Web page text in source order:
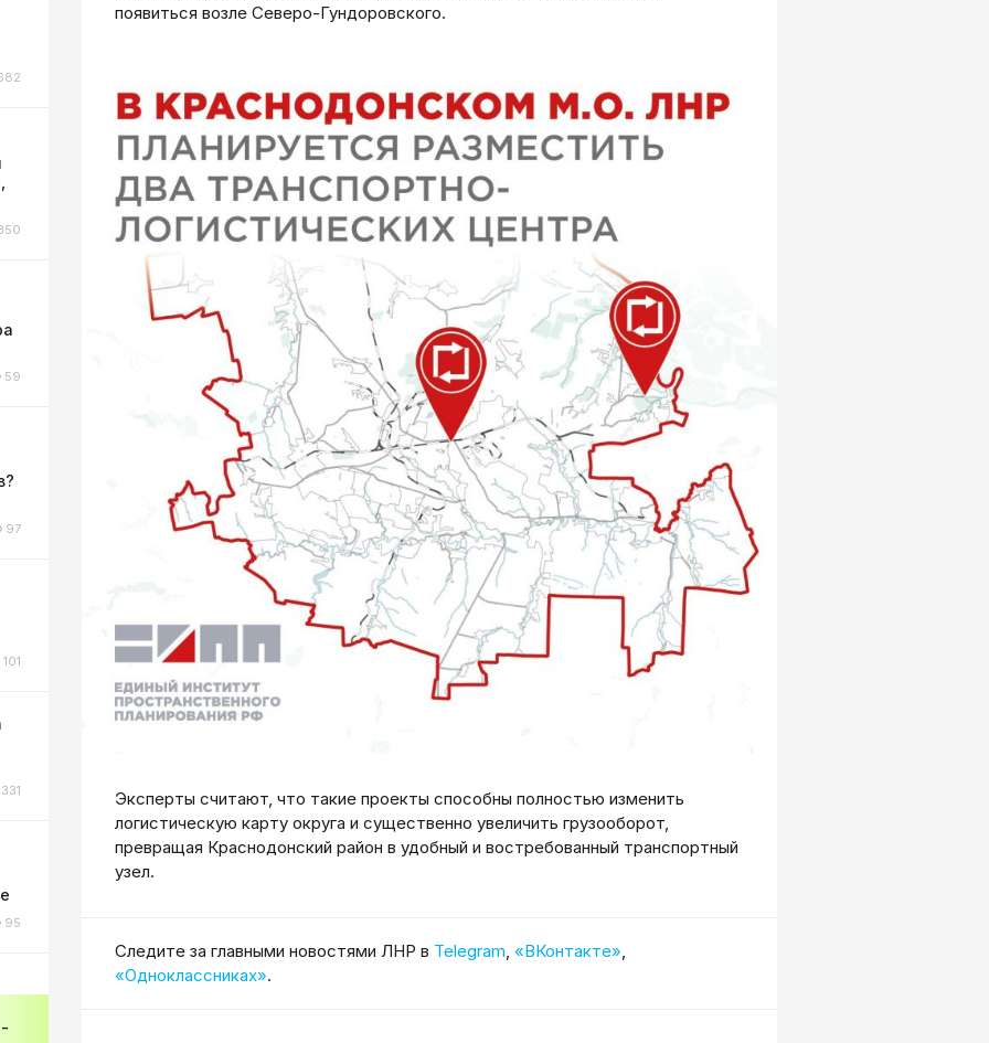
59
97
101
331
95
появиться возле Северо-Гундоровского.
Эксперты считают, что такие проекты способны полностью изменить
логистическую карту округа и существенно увеличить грузооборот,
превращая Краснодонский район в удобный и востребованный транспортный
узел.
Cледите за главными новостями ЛНР в Telegram «ВКонтакте»
«Одноклассниках».